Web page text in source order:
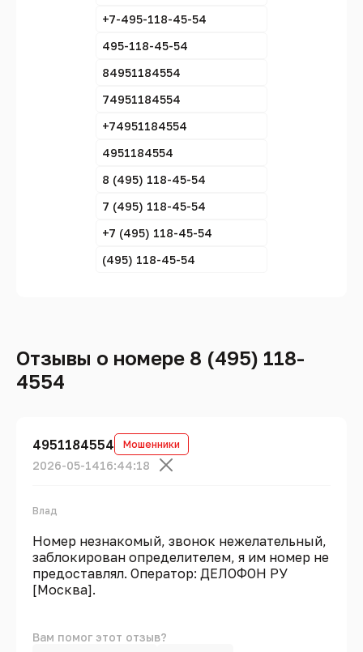
+7-495-118-45-54
495-118-45-54
84951184554
74951184554
+74951184554
4951184554
8 (495) 118-45-54
7 (495) 118-45-54
+7 (495) 118-45-54
(495) 118-45-54
Отзывы о номере 8 (495) 118-
4554
4951184554 Мошенники
2026-05-1416:44:18
Влад
Номер незнакомый, звонок нежелательный,
заблокирован определителем, я им номер не
предоставлял. Оператор: ДЕЛОФОН РУ
[Москва].
Вам помог этот отзыв?